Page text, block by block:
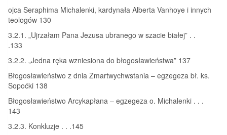
ojca Seraphima Michalenki, kardynała Alberta Vanhoye i innych
teologów 130
3.2.1. „Ujrzałam Pana Jezusa ubranego w szacie białej” . .
.133
3.2.2. „Jedna ręka wzniesiona do błogosławieństwa” 137
Błogosławieństwo z dnia Zmartwychwstania – egzegeza bł. ks.
Sopoćki 138
Błogosławieństwo Arcykapłana – egzegeza o. Michalenki . . .
143
3.2.3. Konkluzje . . .145